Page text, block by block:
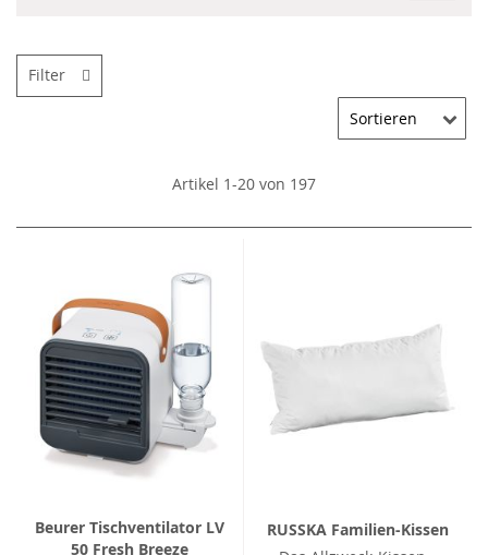
Artikel 1-20 von 197
Beurer Tischventilator LV
50 Fresh Breeze
RUSSKA Familien-Kissen
Filter